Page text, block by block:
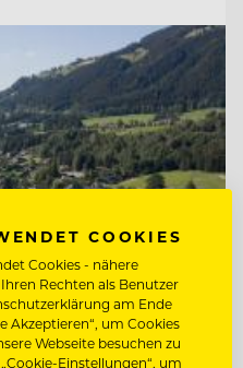
COOKIES
Cookies - nähere
Rechten als Benutzer
am Ende
Akzeptieren“, um Cookies
Webseite besuchen zu
Einstellungen“, um